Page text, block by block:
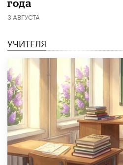
года
3 АВГУСТА
УЧИТЕЛЯ